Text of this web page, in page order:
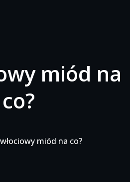
miód na
co?
miód na co?